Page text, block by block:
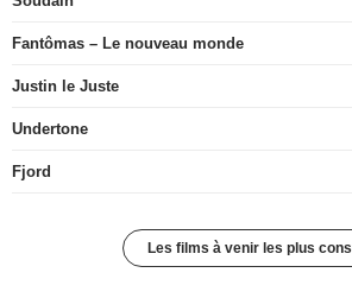
Fantômas – Le nouveau monde
Justin le Juste
Undertone
Fjord
Les films à venir les plus